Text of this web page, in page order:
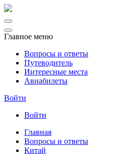
Главное меню
Вопросы и ответы
Путеводитель
Интересные места
Авиабилеты
Войти
Войти
Главная
Вопросы и ответы
Китай